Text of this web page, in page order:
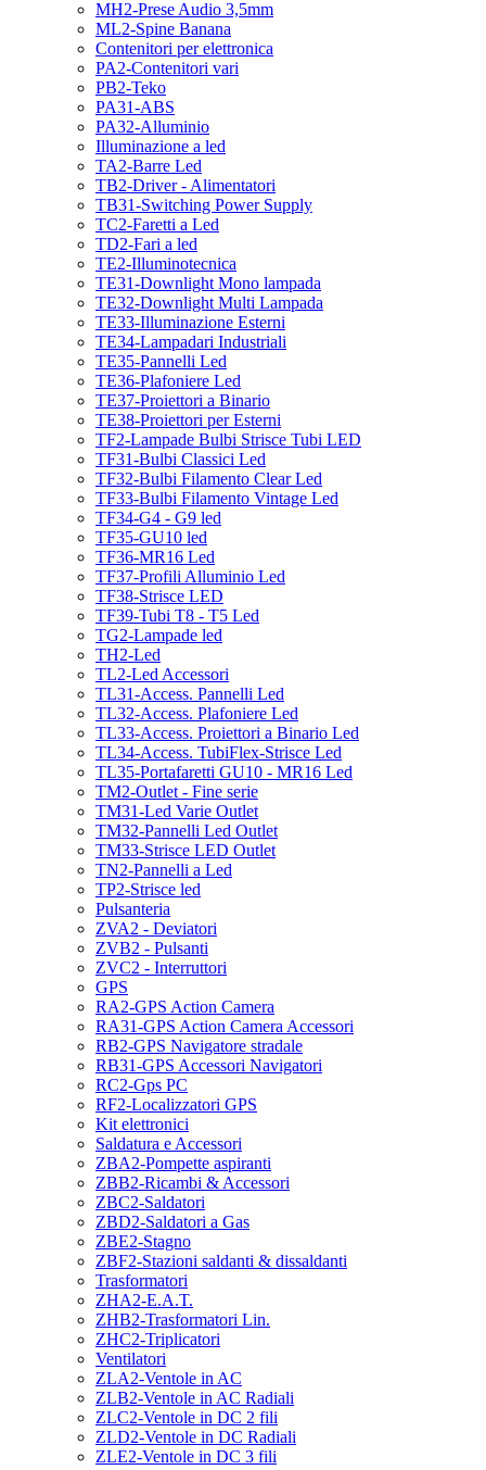
MH2-Prese Audio 3,5mm
ML2-Spine Banana
Contenitori per elettronica
PA2-Contenitori vari
PB2-Teko
PA31-ABS
PA32-Alluminio
Illuminazione a led
TA2-Barre Led
TB2-Driver - Alimentatori
TB31-Switching Power Supply
TC2-Faretti a Led
TD2-Fari a led
TE2-Illuminotecnica
TE31-Downlight Mono lampada
TE32-Downlight Multi Lampada
TE33-Illuminazione Esterni
TE34-Lampadari Industriali
TE35-Pannelli Led
TE36-Plafoniere Led
TE37-Proiettori a Binario
TE38-Proiettori per Esterni
TF2-Lampade Bulbi Strisce Tubi LED
TF31-Bulbi Classici Led
TF32-Bulbi Filamento Clear Led
TF33-Bulbi Filamento Vintage Led
TF34-G4 - G9 led
TF35-GU10 led
TF36-MR16 Led
TF37-Profili Alluminio Led
TF38-Strisce LED
TF39-Tubi T8 - T5 Led
TG2-Lampade led
TH2-Led
TL2-Led Accessori
TL31-Access. Pannelli Led
TL32-Access. Plafoniere Led
TL33-Access. Proiettori a Binario Led
TL34-Access. TubiFlex-Strisce Led
TL35-Portafaretti GU10 - MR16 Led
TM2-Outlet - Fine serie
TM31-Led Varie Outlet
TM32-Pannelli Led Outlet
TM33-Strisce LED Outlet
TN2-Pannelli a Led
TP2-Strisce led
Pulsanteria
ZVA2 - Deviatori
ZVB2 - Pulsanti
ZVC2 - Interruttori
GPS
RA2-GPS Action Camera
RA31-GPS Action Camera Accessori
RB2-GPS Navigatore stradale
RB31-GPS Accessori Navigatori
RC2-Gps PC
RF2-Localizzatori GPS
Kit elettronici
Saldatura e Accessori
ZBA2-Pompette aspiranti
ZBB2-Ricambi & Accessori
ZBC2-Saldatori
ZBD2-Saldatori a Gas
ZBE2-Stagno
ZBF2-Stazioni saldanti & dissaldanti
Trasformatori
ZHA2-E.A.T.
ZHB2-Trasformatori Lin.
ZHC2-Triplicatori
Ventilatori
ZLA2-Ventole in AC
ZLB2-Ventole in AC Radiali
ZLC2-Ventole in DC 2 fili
ZLD2-Ventole in DC Radiali
ZLE2-Ventole in DC 3 fili